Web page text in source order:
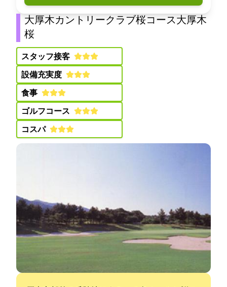
大厚木カントリークラブ桜コース(大厚木CC
桜C)
スタッフ接客:
設備充実度:
食事:
ゴルフコース:
コスパ: